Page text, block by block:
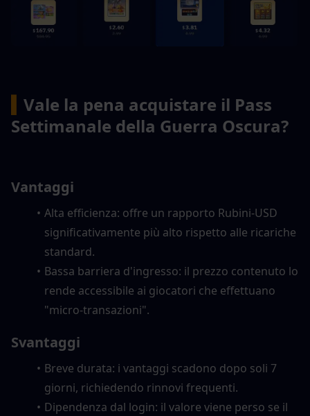
Vale la pena acquistare il Pass
Settimanale della Guerra Oscura?
Vantaggi
Alta efficienza: offre un rapporto Rubini-USD
significativamente più alto rispetto alle ricariche
standard.
Bassa barriera d'ingresso: il prezzo contenuto lo
rende accessibile ai giocatori che effettuano
"micro-transazioni".
Svantaggi
Breve durata: i vantaggi scadono dopo soli 7
giorni, richiedendo rinnovi frequenti.
Dipendenza dal login: il valore viene perso se il